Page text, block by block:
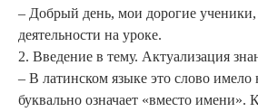
– Добрый день, мои дорогие ученики,
деятельности на уроке.
2. Введение в тему. Актуализация
– В латинском языке это слово
буквально означает «вместо имени».